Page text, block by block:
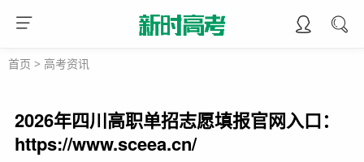
首页 > 高考资讯
2026年四川高职单招志愿填报官网入口：
https://www.sceea.cn/